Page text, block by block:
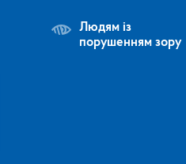
Людям із
порушенням зору